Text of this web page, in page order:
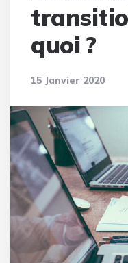
quoi ?
15 Janvier 2020